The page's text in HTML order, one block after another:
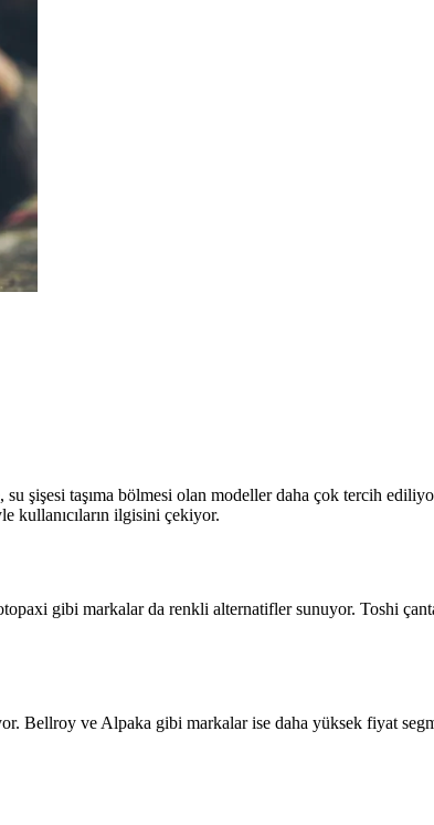
şişesi taşıma bölmesi olan modeller daha çok tercih
kullanıcıların ilgisini çekiyor.
gibi markalar da renkli alternatifler sunuyor. Toshi
Bellroy ve Alpaka gibi markalar ise daha yüksek fiyat